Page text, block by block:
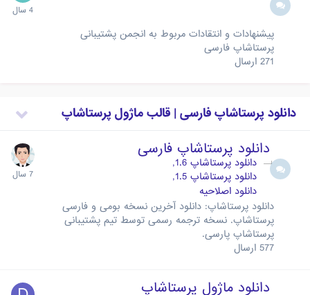
پیشنهادات و انتقادات مربوط به انجمن پشتیبانی
پرستاشاپ فارسی
271 ارسال
دانلود پرستاشاپ فارسی | قالب ماژول پرستاشاپ
دانلود پرستاشاپ فارسی
دانلود پرستاشاپ 1.6
دانلود پرستاشاپ 1.5
دانلود اصلاحیه
دانلود پرستاشاپ: دانلود آخرین نسخه بومی و فارسی
پرستاشاپ. نسخه ترجمه رسمی توسط تیم پشتیبانی
پرستاشاپ پارسی.
577 ارسال
دانلود ماژول پرستاشاپ